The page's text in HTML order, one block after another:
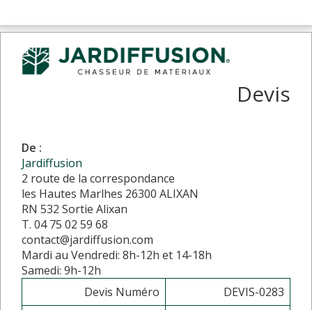
Devis
De :
Jardiffusion
2 route de la correspondance
les Hautes Marlhes 26300 ALIXAN
RN 532 Sortie Alixan
T. 04 75 02 59 68
contact@jardiffusion.com
Mardi au Vendredi: 8h-12h et 14-18h
Samedi: 9h-12h
Devis Numéro
DEVIS-0283